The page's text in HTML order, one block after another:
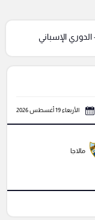
الدوري الإسباني
الأربعاء 19 أغسطس 2026
مالاجا